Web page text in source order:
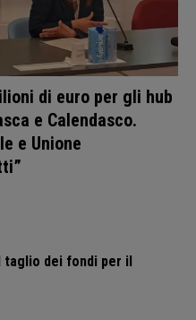
di euro per gli hub
e Calendasco.
e Unione
taglio dei fondi per il